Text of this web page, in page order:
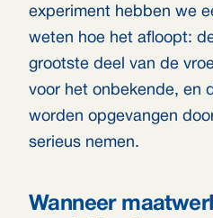
experiment hebben we
weten hoe het afloopt:
grootste deel van de
voor het onbekende, en
worden opgevangen
serieus nemen.
Wanneer